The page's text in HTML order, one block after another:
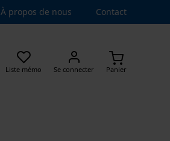
À propos de nous Contact
Liste mémo Se connecter Panier